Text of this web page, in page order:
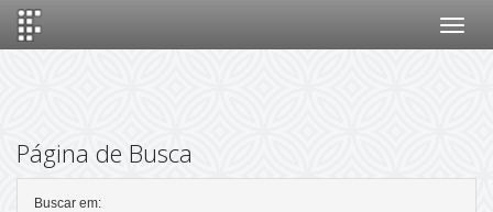
Página de Busca
Buscar em: